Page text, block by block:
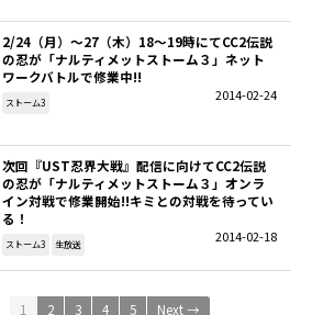
2/24（月）～27（木）18～19時にてCC2伝説
の忍が「ナルティメットストーム３」ネット
ワークバトルで修業中!!
2014-02-24
ストーム3
次回『UST忍界大戦』配信に向けてCC2伝説
の忍が「ナルティメットストーム３」オンラ
イン対戦で修業開始!!キミとの対戦を待ってい
る！
2014-02-18
ストーム3 生放送
1 2 3 4 5 Next →